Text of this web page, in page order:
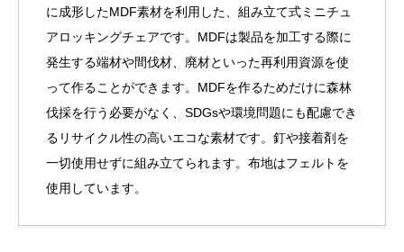
に成形したMDF素材を利用した、組み立て式ミニチュ
アロッキングチェアです。MDFは製品を加工する際に
発生する端材や間伐材、廃材といった再利用資源を使
って作ることができます。MDFを作るためだけに森林
伐採を行う必要がなく、SDGsや環境問題にも配慮でき
るリサイクル性の高いエコな素材です。釘や接着剤を
一切使用せずに組み立てられます。布地はフェルトを
使用しています。